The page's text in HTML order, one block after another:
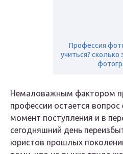
Профессия
учиться? сколько
Немаловажным фактором
профессии остается вопрос
момент поступления и в
сегодняшний день
юристов прошлых